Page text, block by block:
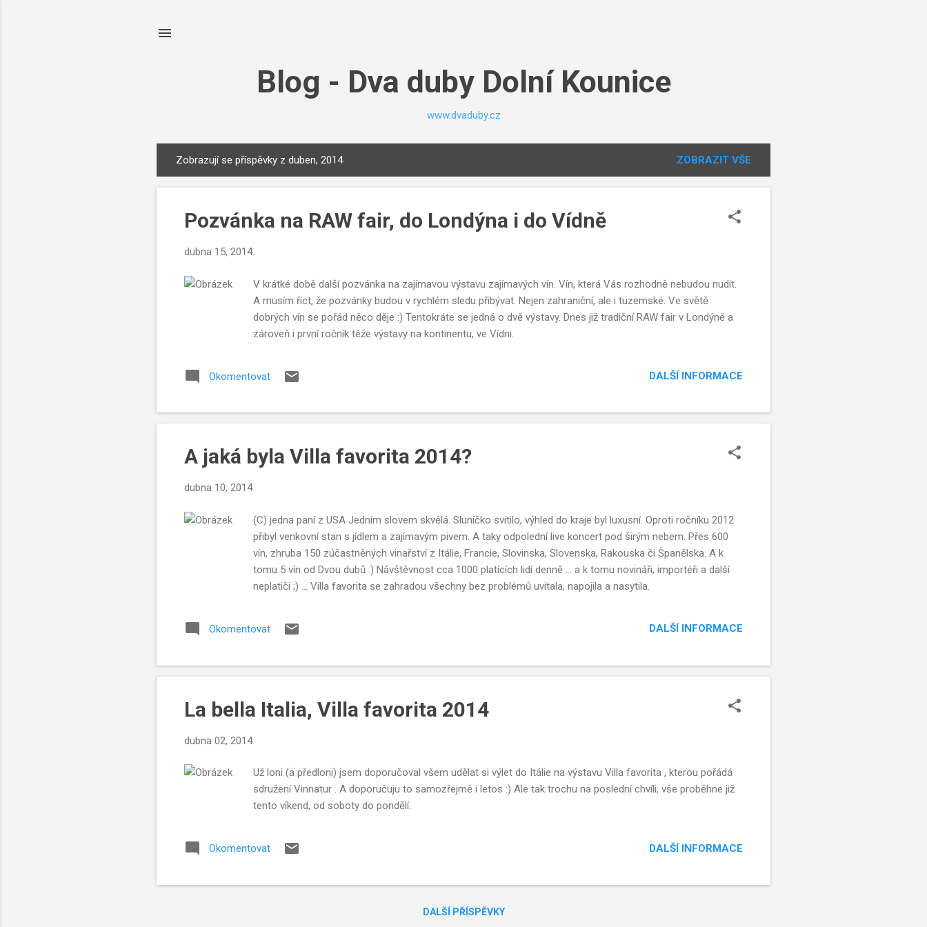
Blog - Dva duby Dolní Kounice
www.dvaduby.cz
ř
Zobrazují se příspěvky z duben, 2014 ZOBRAZIT VŠE
Pozvánka na RAW fair, do Londýna i do Vídně
dubna 15, 2014
V krátké době další pozvánka na zajímavou výstavu zajímavých vín. Vín, která Vás rozhodně nebudou nudit.
A musím říct, že pozvánky budou v rychlém sledu přibývat. Nejen zahraniční, ale i tuzemské. Ve světě
dobrých vín se pořád něco děje :) Tentokráte se jedná o dvě výstavy. Dnes již tradiční RAW fair v Londýně a
zároveň i první ročník téže výstavy na kontinentu, ve Vídni.
Okomentovat DALŠÍ INFORMACE
A jaká byla Villa favorita 2014?
dubna 10, 2014
(C) jedna paní z USA Jedním slovem skvělá. Sluníčko svítilo, výhled do kraje byl luxusní. Oproti ročníku 2012
přibyl venkovní stan s jídlem a zajímavým pivem. A taky odpolední live koncert pod širým nebem. Přes 600
vín, zhruba 150 zúčastněných vinařství z Itálie, Francie, Slovinska, Slovenska, Rakouska či Španělska. A k
tomu 5 vín od Dvou dubů :) Návštěvnost cca 1000 platících lidí denně … a k tomu novináři, importéři a další
neplatiči ;) … Villa favorita se zahradou všechny bez problémů uvítala, napojila a nasytila.
Okomentovat DALŠÍ INFORMACE
La bella Italia, Villa favorita 2014
dubna 02, 2014
Už loni (a předloni) jsem doporučoval všem udělat si výlet do Itálie na výstavu Villa favorita , kterou pořádá
sdružení Vinnatur . A doporučuju to samozřejmě i letos :) Ale tak trochu na poslední chvíli, vše proběhne již
tento víkend, od soboty do pondělí.
Okomentovat DALŠÍ INFORMACE
DALŠÍ PŘÍSPĚVKY